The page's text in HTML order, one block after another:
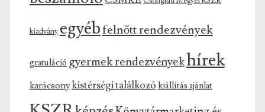
kiadvány egyébfelnőtt rendezvények
gratuláció gyermek rendezvényekhírek
karácsonykistérségi találkozó kiállítás ajánlat